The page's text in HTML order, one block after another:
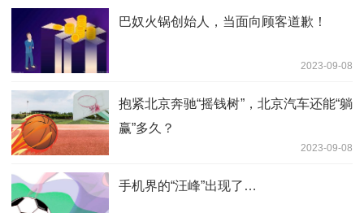
巴奴火锅创始人，当面向顾客道歉！
2023-09-08
抱紧北京奔驰“摇钱树”，北京汽车还能“躺
赢”多久？
2023-09-08
手机界的“汪峰”出现了…